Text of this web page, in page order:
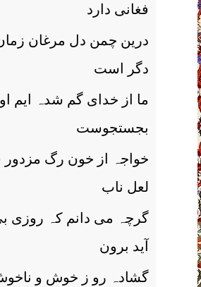
فغانی دارد
درین چمن دل مرغان
دگر است
ما از خدای گم شدہ ایم او
بجستجوست
خواجہ از خون رگ مزدور
لعل ناب
گرچہ می دانم کہ روزی
آید برون
گشادہ رو ز خوش و